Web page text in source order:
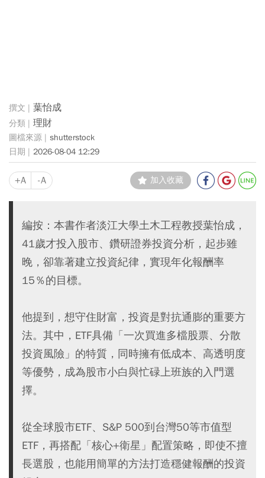
葉怡成
理財
shutterstock
2026-08-04 12:29
+A -A 加入收藏
編按：本書作者淡江大學土木工程教授葉怡成，
41歲才投入股市、鑽研證券投資分析，起步雖
晚，卻靠著建立投資紀律，實現年化報酬率
15％的目標。
他提到，想守住財富，投資是對抗通膨的重要方
法。其中，ETF具備「一次買進多檔股票、分散
投資風險」的特質，同時擁有低成本、高透明度
等優勢，成為股市小白與忙碌上班族的入門選
擇。
從全球股市ETF、S&P 500到台灣50等市值型
ETF，再搭配「核心+衛星」配置策略，即使不擅
長選股，也能用簡單的方法打造穩健報酬的投資